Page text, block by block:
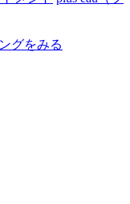
グをみる